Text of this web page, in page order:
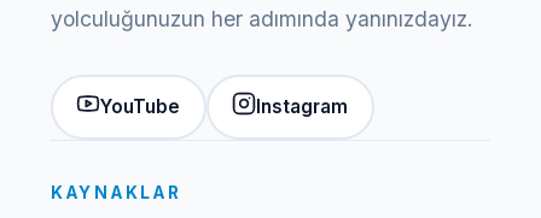
yolculuğunuzun her adımında yanınızdayız.
YouTube Instagram
KAYNAKLAR